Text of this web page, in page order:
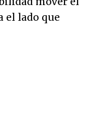
el lado que